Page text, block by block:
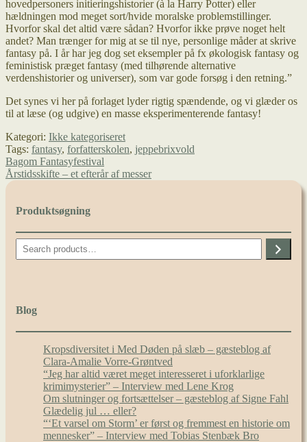
hovedpersoners initieringshistorier (à la Harry Potter) eller
hældningen mod meget sort/hvide moralske problemstillinger.
Hvorfor skal det altid være sådan? Hvorfor ikke prøve noget helt
andet? Man trænger for mig at se til nye, personlige måder at skrive
fantasy på. I år har jeg dog set eksempler på fx økologisk fantasy og
feministisk præget fantasy (med tilhørende alternative
verdenshistorier og universer), som var gode forsøg i den retning.”
Det synes vi her på forlaget lyder rigtig spændende, og vi glæder os
til at læse (og udgive) en masse eksperimenterende fantasy!
Kategori: Ikke kategoriseret
Tags: fantasy, forfatterskolen, jeppebrixvold
Indlægsnavigation
Forrige
indlæg:
Bagom Fantasyfestival
Næste
indlæg:
Årstidsskifte – et efterår af messer
Produktsøgning
Search
Blog
Kropsdiversitet i Med Døden på slæb – gæsteblog af
Clara-Amalie Vorre-Grøntved
“Jeg har altid været meget interesseret i uforklarlige
krimimysterier” – Interview med Lene Krog
Om slutninger og fortsættelser – gæsteblog af Signe Fahl
Glædelig jul … eller?
“‘Et varsel om Storm’ er først og fremmest en historie om
mennesker” – Interview med Tobias Stenbæk Bro